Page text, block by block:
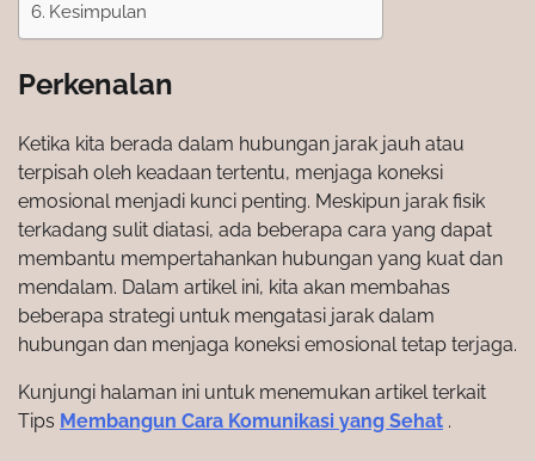
Kesimpulan
Perkenalan
Ketika kita berada dalam hubungan jarak jauh atau
terpisah oleh keadaan tertentu, menjaga koneksi
emosional menjadi kunci penting. Meskipun jarak fisik
terkadang sulit diatasi, ada beberapa cara yang dapat
membantu mempertahankan hubungan yang kuat dan
mendalam. Dalam artikel ini, kita akan membahas
beberapa strategi untuk mengatasi jarak dalam
hubungan dan menjaga koneksi emosional tetap terjaga.
Kunjungi halaman ini untuk menemukan artikel terkait
Tips Membangun Cara Komunikasi yang Sehat .